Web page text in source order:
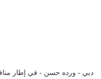
دبي - ورده حسن - في إطار